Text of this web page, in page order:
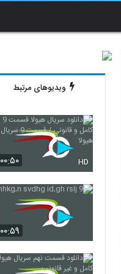
ویدیوهای مرتبط
۰۰:۵۰ HD
۰۰:۵۹